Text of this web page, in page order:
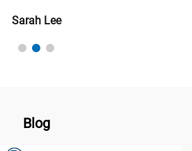
Sarah Lee
Blog